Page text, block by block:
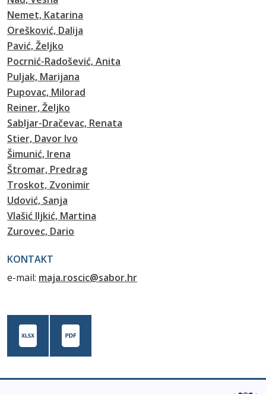
Nemet, Katarina
Orešković, Dalija
Pavić, Željko
Pocrnić-Radošević, Anita
Puljak, Marijana
Pupovac, Milorad
Reiner, Željko
Sabljar-Dračevac, Renata
Stier, Davor Ivo
Šimunić, Irena
Štromar, Predrag
Troskot, Zvonimir
Udović, Sanja
Vlašić Iljkić, Martina
Zurovec, Dario
KONTAKT
e-mail: maja.roscic@sabor.hr